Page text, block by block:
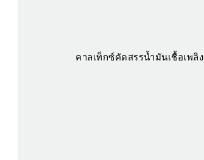
คาลเท็กซ์คัดสรรน้ำมันเชื้อเพ